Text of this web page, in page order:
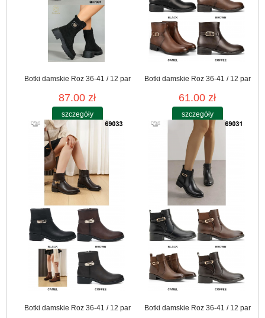
Botki damskie Roz 36-41 / 12 par
87.00 zł
szczegóły
Botki damskie Roz 36-41 / 12 par
61.00 zł
szczegóły
Botki damskie Roz 36-41 / 12 par Botki damskie Roz 36-41 / 12 par